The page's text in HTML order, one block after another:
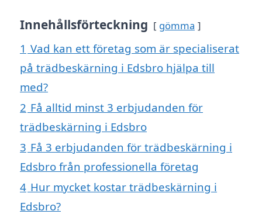
Innehållsförteckning gömma
1 Vad kan ett företag som är specialiserat
på trädbeskärning i Edsbro hjälpa till
med?
2 Få alltid minst 3 erbjudanden för
trädbeskärning i Edsbro
3 Få 3 erbjudanden för trädbeskärning i
Edsbro från professionella företag
4 Hur mycket kostar trädbeskärning i
Edsbro?